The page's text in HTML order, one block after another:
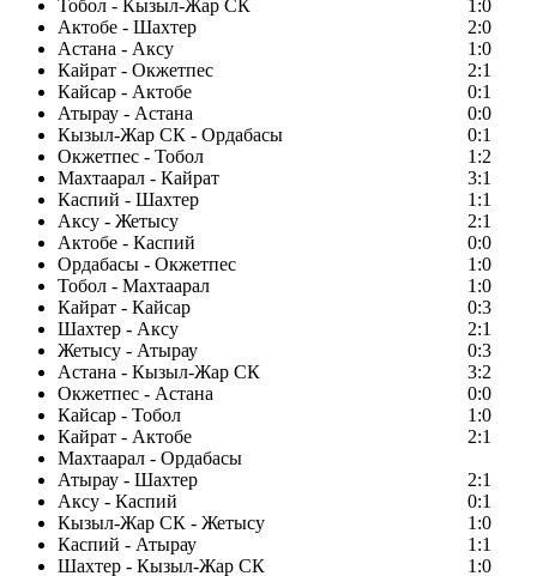
Тобол - Кызыл-Жар СК
1:0
Актобе - Шахтер
2:0
Астана - Аксу
1:0
Кайрат - Окжетпес
2:1
Кайсар - Актобе
0:1
Атырау - Астана
0:0
Кызыл-Жар СК - Ордабасы
0:1
Окжетпес - Тобол
1:2
Махтаарал - Кайрат
3:1
Каспий - Шахтер
1:1
Аксу - Жетысу
2:1
Актобе - Каспий
0:0
Ордабасы - Окжетпес
1:0
Тобол - Махтаарал
1:0
Кайрат - Кайсар
0:3
Шахтер - Аксу
2:1
Жетысу - Атырау
0:3
Астана - Кызыл-Жар СК
3:2
Окжетпес - Астана
0:0
Кайсар - Тобол
1:0
Кайрат - Актобе
2:1
Махтаарал - Ордабасы
Атырау - Шахтер
2:1
Аксу - Каспий
0:1
Кызыл-Жар СК - Жетысу
1:0
Каспий - Атырау
1:1
Шахтер - Кызыл-Жар СК
1:0